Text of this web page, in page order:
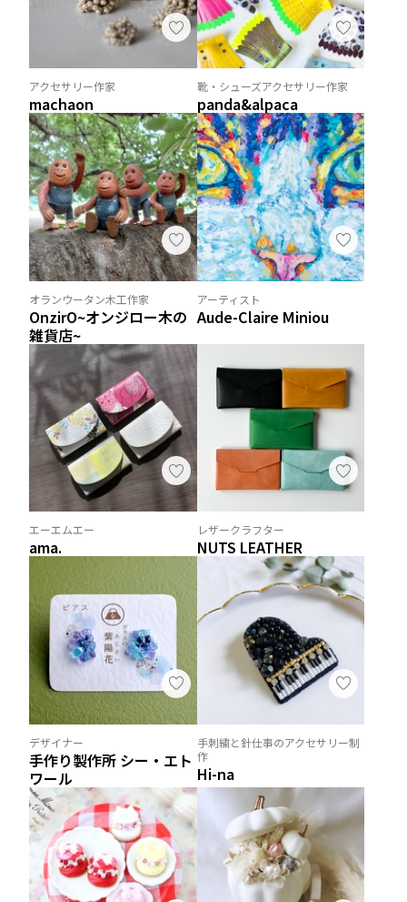
アクセサリー作家
machaon
靴・シューズアクセサリー作家
panda&alpaca
オランウータン木工作家
OnzirO~オンジロー木の
雑貨店~
アーティスト
Aude-Claire Miniou
エーエムエー
ama.
レザークラフター
NUTS LEATHER
デザイナー
手作り製作所 シー・エト
ワール
手刺繍と針仕事のアクセサリー制
作
Hi-na